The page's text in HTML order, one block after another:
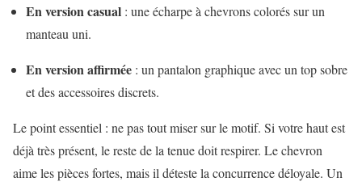
En version casual : une écharpe à chevrons colorés sur un
manteau uni.
En version affirmée : un pantalon graphique avec un top sobre
et des accessoires discrets.
Le point essentiel : ne pas tout miser sur le motif. Si votre haut est
déjà très présent, le reste de la tenue doit respirer. Le chevron
aime les pièces fortes, mais il déteste la concurrence déloyale. Un